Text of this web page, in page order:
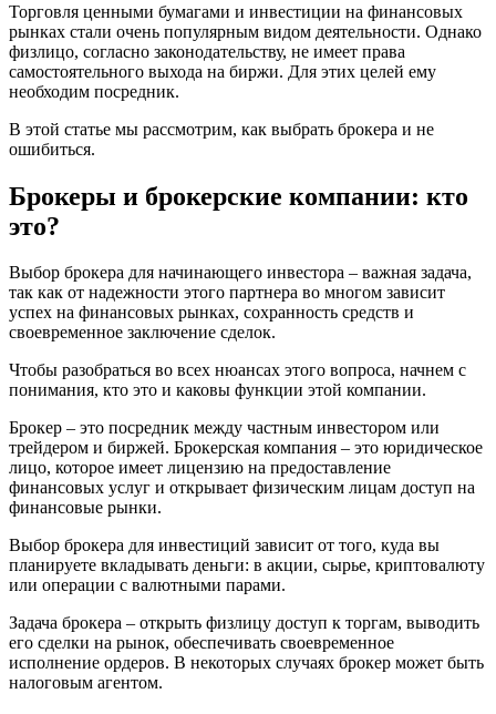
Торговля ценными бумагами и инвестиции на финансовых
рынках стали очень популярным видом деятельности. Однако
физлицо, согласно законодательству, не имеет права
самостоятельного выхода на биржи. Для этих целей ему
необходим посредник.
В этой статье мы рассмотрим, как выбрать брокера и не
ошибиться.
Брокеры и брокерские компании: кто
это?
Выбор брокера для начинающего инвестора – важная задача,
так как от надежности этого партнера во многом зависит
успех на финансовых рынках, сохранность средств и
своевременное заключение сделок.
Чтобы разобраться во всех нюансах этого вопроса, начнем с
понимания, кто это и каковы функции этой компании.
Брокер – это посредник между частным инвестором или
трейдером и биржей. Брокерская компания – это юридическое
лицо, которое имеет лицензию на предоставление
финансовых услуг и открывает физическим лицам доступ на
финансовые рынки.
Выбор брокера для инвестиций зависит от того, куда вы
планируете вкладывать деньги: в акции, сырье, криптовалюту
или операции с валютными парами.
Задача брокера – открыть физлицу доступ к торгам, выводить
его сделки на рынок, обеспечивать своевременное
исполнение ордеров. В некоторых случаях брокер может быть
налоговым агентом.